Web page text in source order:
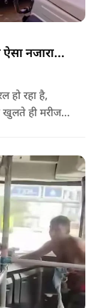
नजारा...
हो रहा है,
खुलते ही मरीज